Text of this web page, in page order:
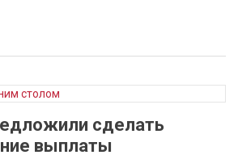
сделать
выплаты